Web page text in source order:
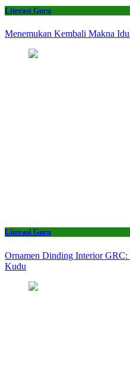
Literasi Guru
Menemukan Kembali Makna
Literasi Guru
Ornamen Dinding Interior
Kudu